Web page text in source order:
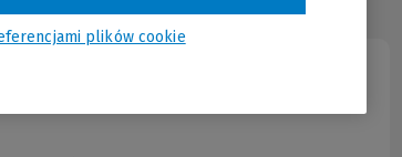
plików cookie